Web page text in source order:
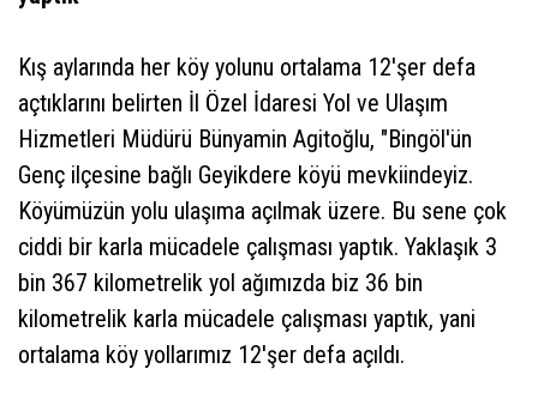
Kış aylarında her köy yolunu ortalama 12'şer defa
açtıklarını belirten İl Özel İdaresi Yol ve Ulaşım
Hizmetleri Müdürü Bünyamin Agitoğlu, "Bingöl'ün
Genç ilçesine bağlı Geyikdere köyü mevkiindeyiz.
Köyümüzün yolu ulaşıma açılmak üzere. Bu sene çok
ciddi bir karla mücadele çalışması yaptık. Yaklaşık 3
bin 367 kilometrelik yol ağımızda biz 36 bin
kilometrelik karla mücadele çalışması yaptık, yani
ortalama köy yollarımız 12'şer defa açıldı.